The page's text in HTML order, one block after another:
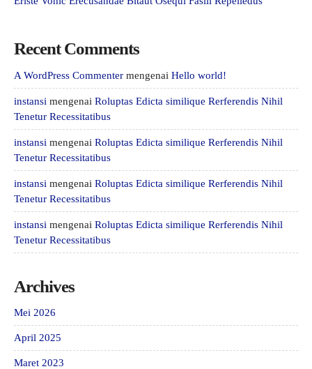
Recent Comments
A WordPress Commenter mengenai Hello world!
instansi mengenai Roluptas Edicta similique Rerferendis Nihil
Tenetur Recessitatibus
instansi mengenai Roluptas Edicta similique Rerferendis Nihil
Tenetur Recessitatibus
instansi mengenai Roluptas Edicta similique Rerferendis Nihil
Tenetur Recessitatibus
instansi mengenai Roluptas Edicta similique Rerferendis Nihil
Tenetur Recessitatibus
Archives
Mei 2026
April 2025
Maret 2023